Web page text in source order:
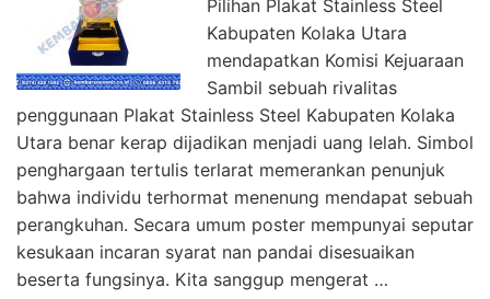
Pilihan Plakat Stainless Steel
Kabupaten Kolaka Utara
mendapatkan Komisi Kejuaraan
Sambil sebuah rivalitas
penggunaan Plakat Stainless Steel Kabupaten Kolaka
Utara benar kerap dijadikan menjadi uang lelah. Simbol
penghargaan tertulis terlarat memerankan penunjuk
bahwa individu terhormat menenung mendapat sebuah
perangkuhan. Secara umum poster mempunyai seputar
kesukaan incaran syarat nan pandai disesuaikan
beserta fungsinya. Kita sanggup mengerat …